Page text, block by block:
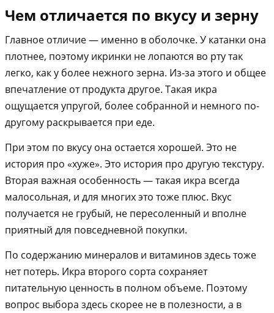
Чем отличается по вкусу и зерну
Главное отличие — именно в оболочке. У катанки она
плотнее, поэтому икринки не лопаются во рту так
легко, как у более нежного зерна. Из-за этого и общее
впечатление от продукта другое. Такая икра
ощущается упругой, более собранной и немного по-
другому раскрывается при еде.
При этом по вкусу она остается хорошей. Это не
история про «хуже». Это история про другую текстуру.
Вторая важная особенность — такая икра всегда
малосольная, и для многих это тоже плюс. Вкус
получается не грубый, не пересоленный и вполне
приятный для повседневной покупки.
По содержанию минералов и витаминов здесь тоже
нет потерь. Икра второго сорта сохраняет
питательную ценность в полном объеме. Поэтому
вопрос выбора здесь скорее не в полезности, а в